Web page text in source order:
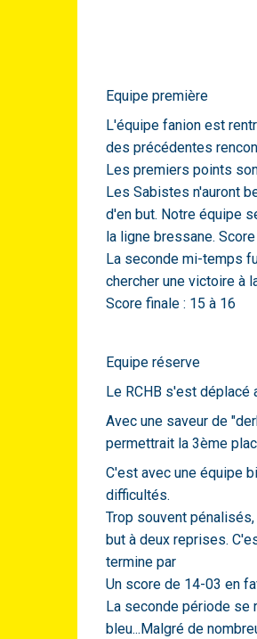
Equipe première
L'équipe fanion est
des précédentes
Les premiers points
Les Sabistes n'auront
d'en but. Notre équipe
la ligne bressane.
La seconde mi-temps
chercher une victoire à
Score finale : 15 à 16
Equipe réserve
Le RCHB s'est déplacé
Avec une saveur de
permettrait la 3ème
C'est avec une équipe
difficultés.
Trop souvent
but à deux reprises.
termine par
Un score de 14-03 en
La seconde période se
bleu...Malgré de